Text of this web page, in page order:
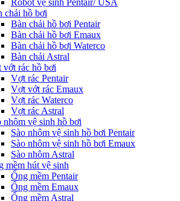
Robot vệ sinh Pentair/ USA
chải hồ bơi
Bàn chải hồ bơi Pentair
Bàn chải hồ bơi Emaux
Bàn chải hồ bơi Waterco
Bàn chải Astral
vớt rác hồ bơi
Vợt rác Pentair
Vợt vớt rác Emaux
Vợt rác Waterco
Vợt rác Astral
nhôm vệ sinh hồ bơi
Sào nhôm vệ sinh hồ bơi Pentair
Sào nhôm vệ sinh hồ bơi Emaux
Sào nhôm Astral
mềm hút vệ sinh
Ống mềm Pentair
Ống mềm Emaux
Ống mềm Astral